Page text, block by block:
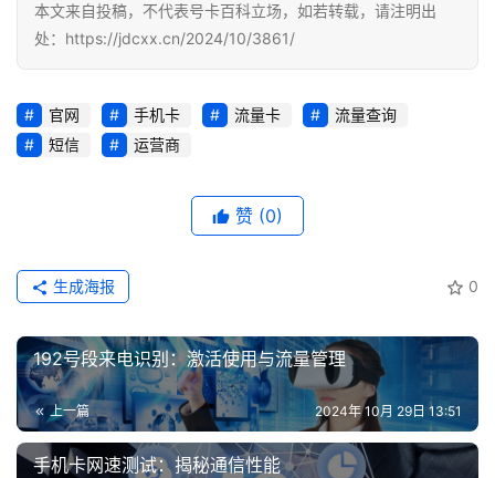
本文来自投稿，不代表号卡百科立场，如若转载，请注明出
处：https://jdcxx.cn/2024/10/3861/
官网 手机卡 流量卡
流量查询
短信
运营商
赞 (0)
0
生成海报
192号段来电识别：激活使用与流量管理
上一篇 2024年 10月 29日 13:51
手机卡网速测试：揭秘通信性能